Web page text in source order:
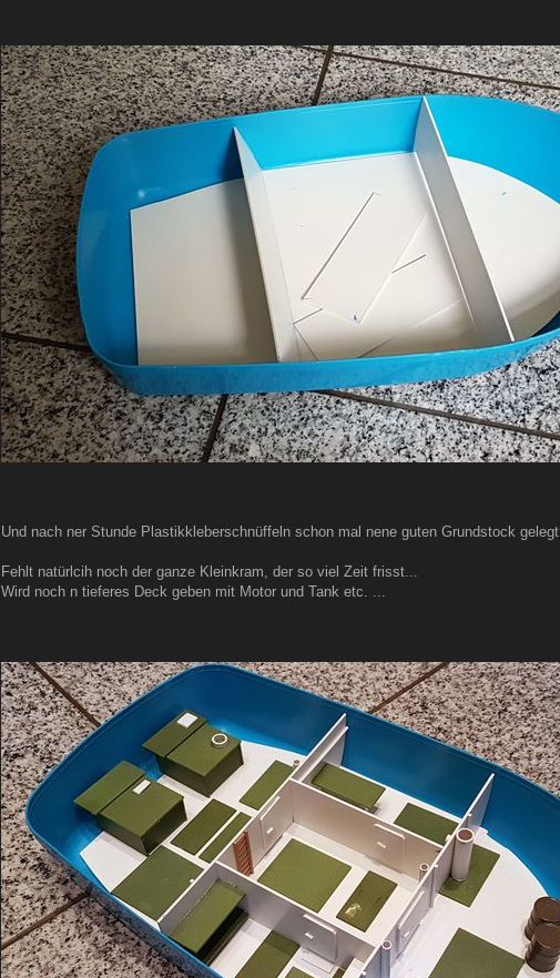
Und nach ner Stunde Plastikkleberschnüffeln schon mal nene guten Grundstock gelegt.
Fehlt natürlcih noch der ganze Kleinkram, der so viel Zeit frisst...
Wird noch n tieferes Deck geben mit Motor und Tank etc. ...